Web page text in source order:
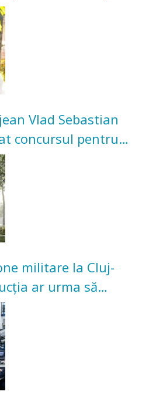
în grădina
Vlad Sebastian
concursul pentru
Casei
militare la Cluj-
ar urma să
acestui an